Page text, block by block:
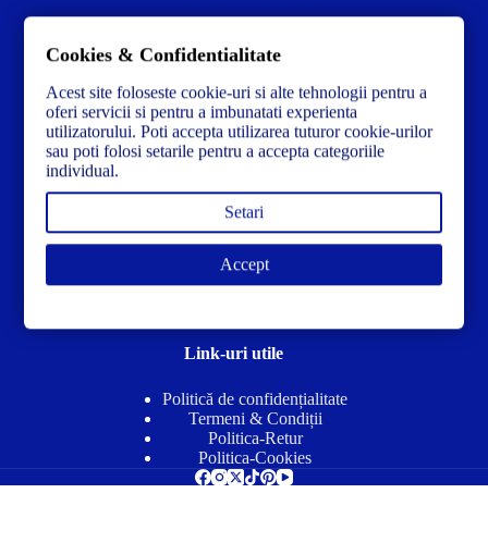
Contacteză-ne la:✉️contact@concrete-forma.com
Str. Dacia Nr 12 Ineu, Arad 315300 Romania
Link-uri utile
Politică de confidențialitate
Termeni & Condiții
Politica-Retur
Politica-Cookies
Cookies & Confidentialitate
Acest site foloseste cookie-uri si alte tehnologii pentru a
oferi servicii si pentru a imbunatati experienta
utilizatorului. Poti accepta utilizarea tuturor cookie-urilor
sau poti folosi setarile pentru a accepta categoriile
individual.
Setari
Accept